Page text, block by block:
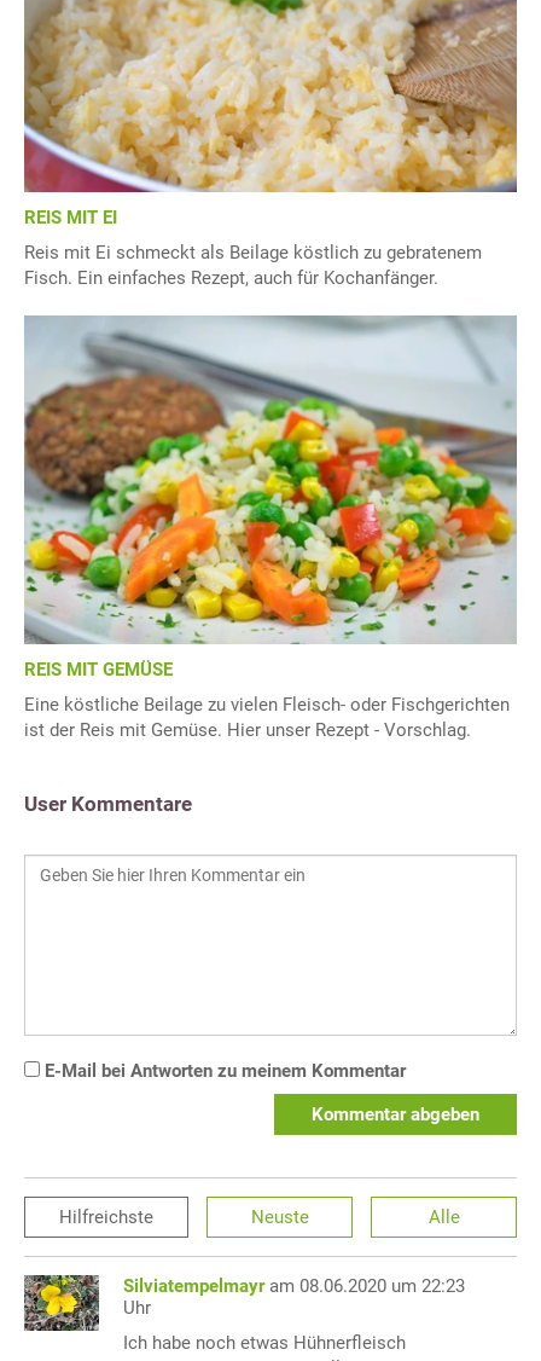
REIS MIT EI
Reis mit Ei schmeckt als Beilage köstlich zu gebratenem
Fisch. Ein einfaches Rezept, auch für Kochanfänger.
REIS MIT GEMÜSE
Eine köstliche Beilage zu vielen Fleisch- oder Fischgerichten
ist der Reis mit Gemüse. Hier unser Rezept - Vorschlag.
User Kommentare
E-Mail bei Antworten zu meinem Kommentar
Kommentar abgeben
Hilfreichste Neuste Alle
Silviatempelmayr am 08.06.2020 um 22:23
Uhr
Ich habe noch etwas Hühnerfleisch